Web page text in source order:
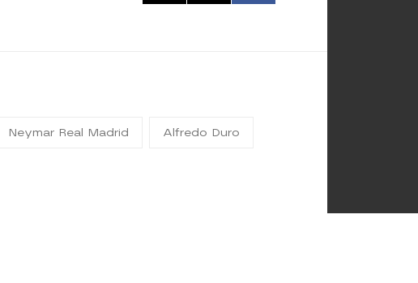
Neymar Real Madrid Alfredo Duro